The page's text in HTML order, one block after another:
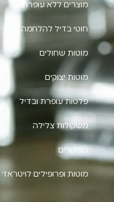
מוצרים ללא עופרת
חוטי בדיל להלחמה
מוטות שחולים
מוטות יצוקים
פלטות עופרת ובדיל
משקולות צלילה
כפתורים
מוטות ופרופילים לויטראז'